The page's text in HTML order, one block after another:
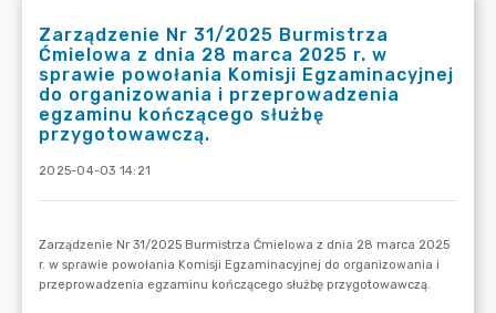
Zarządzenie Nr 31/2025 Burmistrza
Ćmielowa z dnia 28 marca 2025 r. w
sprawie powołania Komisji Egzaminacyjnej
do organizowania i przeprowadzenia
egzaminu kończącego służbę
przygotowawczą.
2025-04-03 14:21